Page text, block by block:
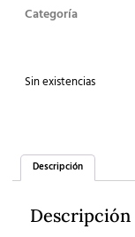
Categoría
Sin existencias
Descripción
Descripción